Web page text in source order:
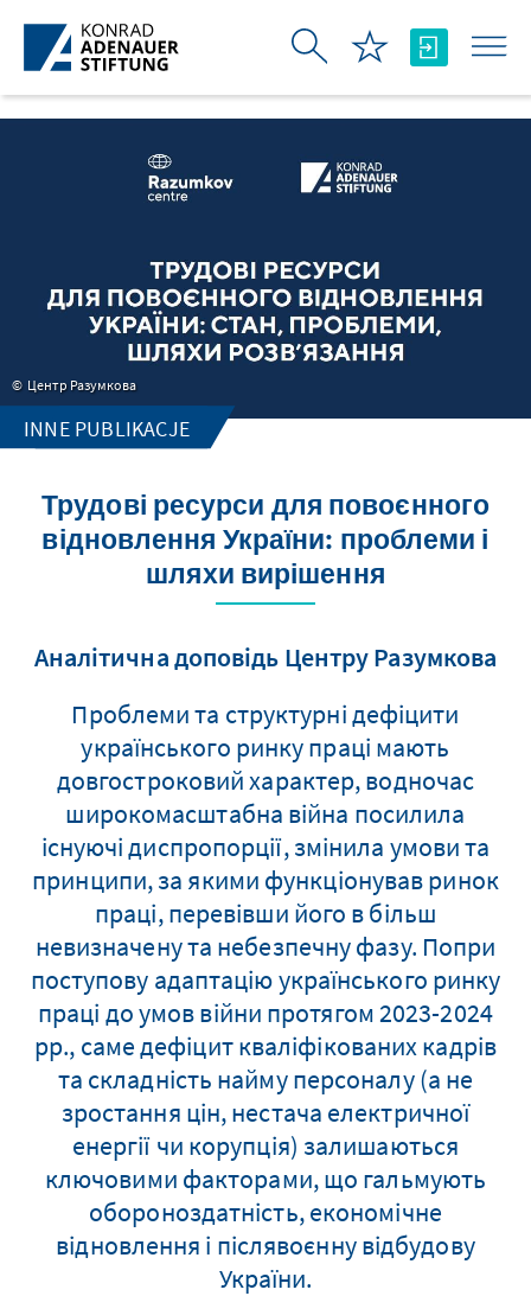
Skip to Main Content
Центр Разумкова
INNE PUBLIKACJE
Трудові ресурси для повоєнного
відновлення України: проблеми і
шляхи вирішення
Аналітична доповідь Центру Разумкова
Проблеми та структурні дефіцити
українського ринку праці мають
довгостроковий характер, водночас
широкомасштабна війна посилила
існуючі диспропорції, змінила умови та
принципи, за якими функціонував ринок
праці, перевівши його в більш
невизначену та небезпечну фазу. Попри
поступову адаптацію українського ринку
праці до умов війни протягом 2023-2024
рр., саме дефіцит кваліфікованих кадрів
та складність найму персоналу (а не
зростання цін, нестача електричної
енергії чи корупція) залишаються
ключовими факторами, що гальмують
обороноздатність, економічне
відновлення і післявоєнну відбудову
України.